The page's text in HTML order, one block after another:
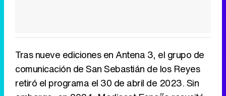
Tras nueve ediciones en Antena 3, el grupo de
comunicación de San Sebastián de los Reyes
retiró el programa el 30 de abril de 2023. Sin